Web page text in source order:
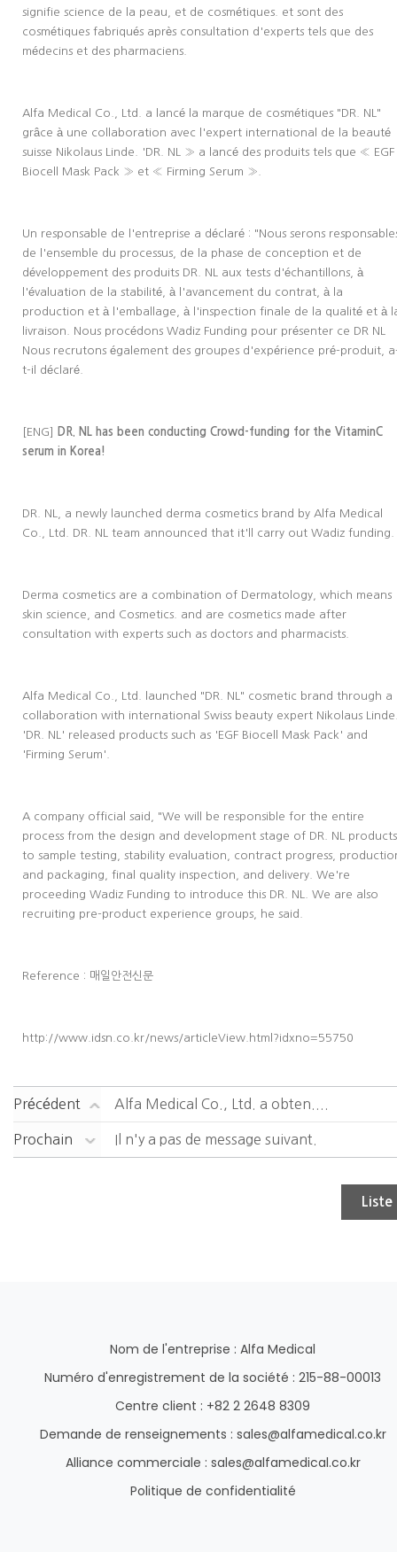
signifie science de la peau, et de cosmétiques. et sont des
cosmétiques fabriqués après consultation d'experts tels que des
médecins et des pharmaciens.
Alfa Medical Co., Ltd. a lancé la marque de cosmétiques "DR. NL"
grâce à une collaboration avec l'expert international de la beauté
suisse Nikolaus Linde. 'DR. NL » a lancé des produits tels que « EGF
Biocell Mask Pack » et « Firming Serum ».
Un responsable de l'entreprise a déclaré : "Nous serons
de l'ensemble du processus, de la phase de conception et de
développement des produits DR. NL aux tests d'échantillons, à
l'évaluation de la stabilité, à l'avancement du contrat, à la
production et à l'emballage, à l'inspection finale de la qualité et à
livraison. Nous procédons Wadiz Funding pour présenter ce DR NL
Nous recrutons également des groupes d'expérience pré-produit,
t-il déclaré.
[ENG]
DR. NL has been conducting Crowd-funding for the VitaminC
serum in Korea!
DR. NL, a newly launched derma cosmetics brand by Alfa Medical
Co., Ltd. DR. NL team announced that it'll carry out Wadiz funding.
Derma cosmetics are a combination of Dermatology, which means
skin science, and Cosmetics. and are cosmetics made after
consultation with experts such as doctors and pharmacists.
Alfa Medical Co., Ltd. launched "DR. NL" cosmetic brand through a
collaboration with international Swiss beauty expert Nikolaus
'DR. NL' released products such as 'EGF Biocell Mask Pack' and
'Firming Serum'.
A company official said, "We will be responsible for the entire
process from the design and development stage of DR. NL products
to sample testing, stability evaluation, contract progress,
and packaging, final quality inspection, and delivery. We're
proceeding Wadiz Funding to introduce this DR. NL. We are also
recruiting pre-product experience groups, he said.
Reference : 매일안전신문
http://www.idsn.co.kr/news/articleView.html?idxno=55750
Précédent Alfa Medical Co., Ltd. a obten....
Prochain Il n'y a pas de message suivant.
Liste
Nom de l'entreprise : Alfa Medical
Numéro d'enregistrement de la société : 215-88-00013
Centre client : +82 2 2648 8309
Demande de renseignements : sales@alfamedical.co.kr
Alliance commerciale : sales@alfamedical.co.kr
Politique de confidentialité